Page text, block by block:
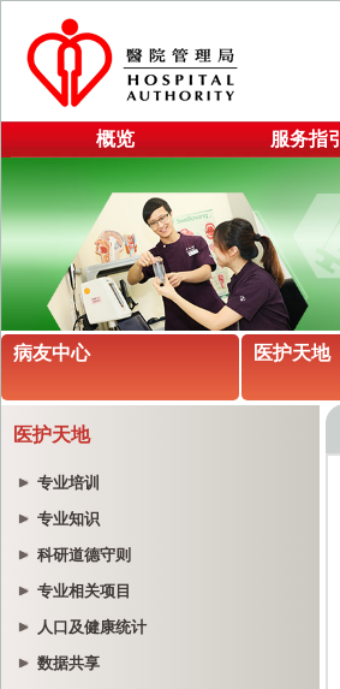
概览 服务指引
病友中心 医护天地
医护天地
专业培训
专业知识
科研道德守则
专业相关项目
人口及健康统计
数据共享